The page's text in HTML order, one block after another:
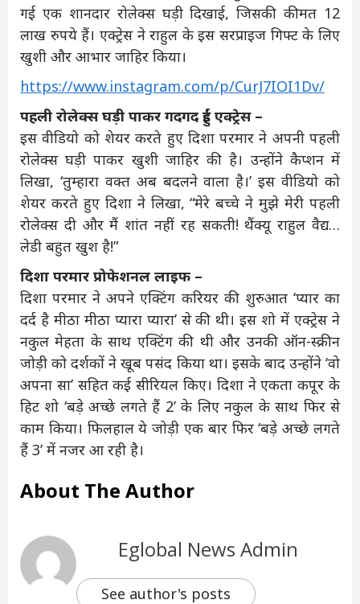
गई एक शानदार रोलेक्स घड़ी दिखाई, जिसकी कीमत 12
लाख रुपये हैं। एक्ट्रेस ने राहुल के इस सरप्राइज गिफ्ट के लिए
खुशी और आभार जाहिर किया।
https://www.instagram.com/p/CurJ7IOI1Dv/
पहली रोलेक्स घड़ी पाकर गदगद हुईं एक्ट्रेस –
इस वीडियो को शेयर करते हुए दिशा परमार ने अपनी पहली
रोलेक्स घड़ी पाकर खुशी जाहिर की है। उन्होंने कैप्शन में
लिखा, ‘तुम्हारा वक्त अब बदलने वाला है।’ इस वीडियो को
शेयर करते हुए दिशा ने लिखा, “मेरे बच्चे ने मुझे मेरी पहली
रोलेक्स दी और मैं शांत नहीं रह सकती! थैंक्यू राहुल वैद्य…
लेडी बहुत खुश है!”
दिशा परमार प्रोफेशनल लाइफ –
दिशा परमार ने अपने एक्टिंग करियर की शुरुआत ‘प्यार का
दर्द है मीठा मीठा प्यारा प्यारा’ से की थी। इस शो में एक्ट्रेस ने
नकुल मेहता के साथ एक्टिंग की थी और उनकी ऑन-स्क्रीन
जोड़ी को दर्शकों ने खूब पसंद किया था। इसके बाद उन्होंने ‘वो
अपना सा’ सहित कई सीरियल किए। दिशा ने एकता कपूर के
हिट शो ‘बड़े अच्छे लगते हैं 2’ के लिए नकुल के साथ फिर से
काम किया। फिलहाल ये जोड़ी एक बार फिर ‘बड़े अच्छे लगते
हैं 3’ में नजर आ रही है।
About The Author
Eglobal News Admin
See author's posts